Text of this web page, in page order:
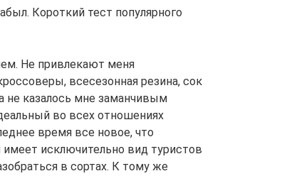
Короткий тест популярного
Не привлекают меня
всесезонная резина, сок
не казалось мне заманчивым
во всех отношениях
время все новое, что
исключительно вид туристов
в сортах. К тому же